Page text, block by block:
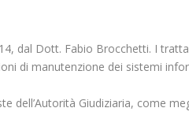
dal Dott. Fabio Brocchetti. I
di manutenzione dei sistemi
dell’Autorità Giudiziaria, come